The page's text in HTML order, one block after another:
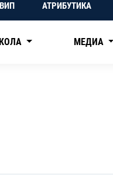
ВИП АТРИБУТИКА
МЕДИА